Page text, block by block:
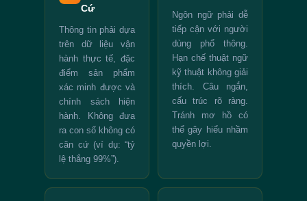
Cứ
Thông tin phải dựa
trên dữ liệu vận
hành thực tế, đặc
điểm sản phẩm
xác minh được và
chính sách hiện
hành. Không đưa
ra con số không có
căn cứ (ví dụ: “tỷ
lệ thắng 99%”).
Ngôn ngữ phải dễ
tiếp cận với người
dùng phổ thông.
Hạn chế thuật ngữ
kỹ thuật không giải
thích. Câu ngắn,
cấu trúc rõ ràng.
Tránh mơ hồ có
thể gây hiểu nhầm
quyền lợi.